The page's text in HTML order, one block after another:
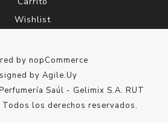
Wishlist
by nopCommerce
by Agile.Uy
Saúl - Gelimix S.A. RUT
los derechos reservados.